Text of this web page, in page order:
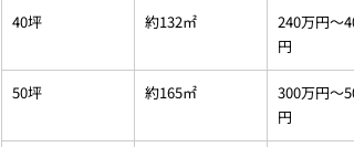
40坪 約132㎡
240万円～
円
50坪 約165㎡
300万円～
円